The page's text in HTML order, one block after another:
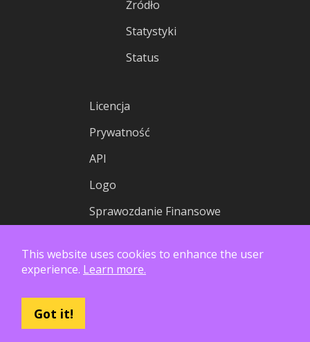
Źródło
Statystyki
Status
Licencja
Prywatność
API
Logo
Sprawozdanie Finansowe
This website uses cookies to enhance the user
experience. Learn more.
Got it!